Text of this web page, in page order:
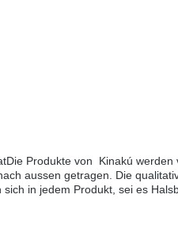
Produkte von Kinakú
aussen getragen. Die
in jedem Produkt, sei es